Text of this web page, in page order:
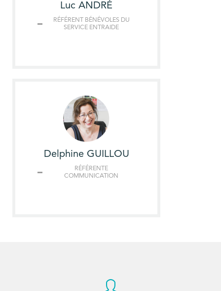
Luc ANDRÉ
RÉFÉRENT BÉNÉVOLES DU
SERVICE ENTRAIDE
Delphine GUILLOU
RÉFÉRENTE
COMMUNICATION